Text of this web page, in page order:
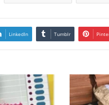
LinkedIn Tumblr
58
കിലോ
കഞ്ചാവ്,